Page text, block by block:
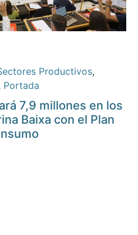
Productivos,
Portada
7,9 millones en los
Baixa con el Plan